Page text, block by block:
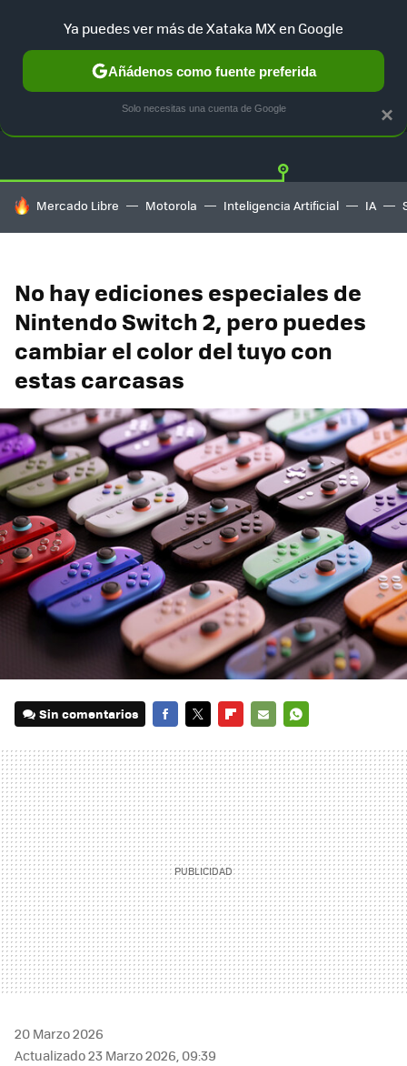
GUÍA DE COMPRAS MERCADO LIBRE
HOY SE HABLA DE
Mercado Libre Motorola Inteligencia Artificial IA
No hay ediciones especiales de
Nintendo Switch 2, pero puedes
cambiar el color del tuyo con
estas carcasas
Sin comentarios
MAIL
20 Marzo 2026
Actualizado 23 Marzo 2026, 09:39
×
Ya puedes ver más de Xataka MX en Google
Añádenos como fuente preferida
Solo necesitas una cuenta de Google